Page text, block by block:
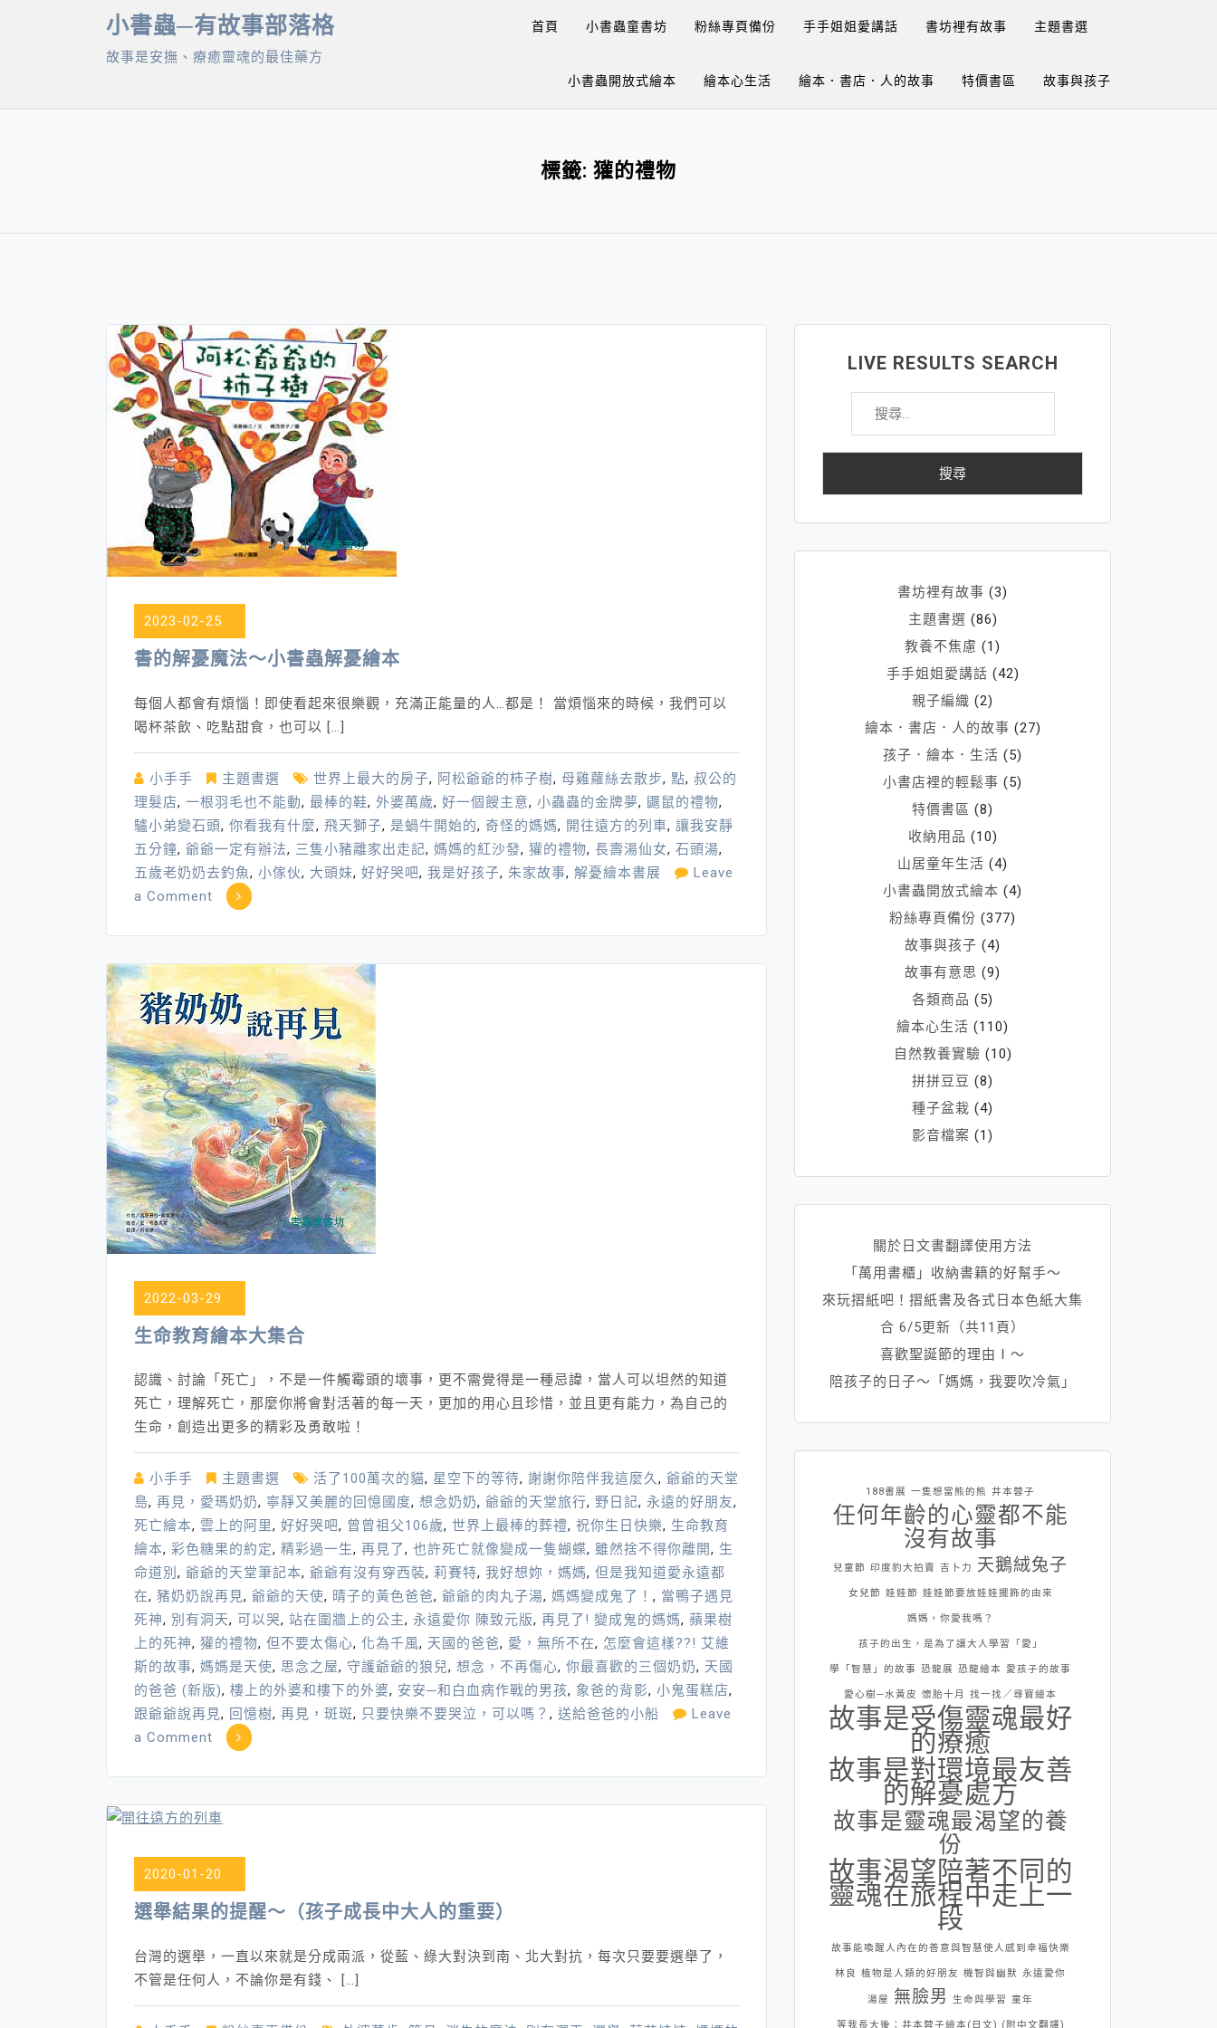
小書蟲─有故事部落格
故事是安撫、療癒靈魂的最佳藥方
首頁 小書蟲童書坊 粉絲專頁備份 手手姐姐愛講話 書坊裡有故事 主題書選
小書蟲開放式繪本 繪本心生活 繪本．書店．人的故事 特價書區 故事與孩子
標籤: 獾的禮物
2023-02-25
書的解憂魔法～小書蟲解憂繪本
每個人都會有煩惱！即使看起來很樂觀，充滿正能量的人…都是！ 當煩惱來的時候，我們可以
喝杯茶飲、吃點甜食，也可以 […]
小手手 主題書選 世界上最大的房子, 阿松爺爺的柿子樹, 母雞蘿絲去散步, 點, 叔公的
理髮店, 一根羽毛也不能動, 最棒的鞋, 外婆萬歲, 好一個餿主意, 小蟲蟲的金牌夢, 鼴鼠的禮物,
驢小弟變石頭, 你看我有什麼, 飛天獅子, 是蝸牛開始的, 奇怪的媽媽, 開往遠方的列車, 讓我安靜
五分鐘, 爺爺一定有辦法, 三隻小豬離家出走記, 媽媽的紅沙發, 獾的禮物, 長壽湯仙女, 石頭湯,
五歲老奶奶去釣魚, 小傢伙, 大頭妹, 好好哭吧, 我是好孩子, 朱家故事, 解憂繪本書展
Leave
a Comment on
解
憂
魔
法
～
小
書
蟲
解
憂
繪
本
2022-03-29
生命教育繪本大集合
認識、討論「死亡」，不是一件觸霉頭的壞事，更不需覺得是一種忌諱，當人可以坦然的知道
死亡，理解死亡，那麼你將會對活著的每一天，更加的用心且珍惜，並且更有能力，為自己的
生命，創造出更多的精彩及勇敢啦！
小手手 主題書選 活了100萬次的貓, 星空下的等待, 謝謝你陪伴我這麼久, 爺爺的天堂
島, 再見，愛瑪奶奶, 寧靜又美麗的回憶國度, 想念奶奶, 爺爺的天堂旅行, 野日記, 永遠的好朋友,
死亡繪本, 雲上的阿里, 好好哭吧, 曾曾祖父106歲, 世界上最棒的葬禮, 祝你生日快樂, 生命教育
繪本, 彩色糖果的約定, 精彩過一生, 再見了, 也許死亡就像變成一隻蝴蝶, 雖然捨不得你離開, 生
命道別 , 爺爺的天堂筆記本, 爺爺有沒有穿西裝, 莉賽特, 我好想妳，媽媽, 但是我知道愛永遠都
在, 豬奶奶說再見, 爺爺的天使, 晴子的黃色爸爸, 爺爺的肉丸子湯, 媽媽變成鬼了！ , 當鴨子遇見
死神, 別有洞天, 可以哭, 站在圍牆上的公主, 永遠愛你 陳致元版, 再見了! 變成鬼的媽媽, 蘋果樹
上的死神, 獾的禮物, 但不要太傷心, 化為千風, 天國的爸爸, 愛，無所不在, 怎麼會這樣??! 艾維
斯的故事, 媽媽是天使, 思念之屋, 守護爺爺的狼兒, 想念，不再傷心, 你最喜歡的三個奶奶, 天國
的爸爸 (新版), 樓上的外婆和樓下的外婆, 安安─和白血病作戰的男孩, 象爸的背影, 小鬼蛋糕店,
跟爺爺說再見, 回憶樹, 再見，斑斑, 只要快樂不要哭泣，可以嗎？ , 送給爸爸的小船
Leave
a Comment on
教
繪
本
大
集
2020-01-20
選舉結果的提醒～（孩子成長中大人的重要）
台灣的選舉，一直以來就是分成兩派，從藍、綠大對決到南、北大對抗，每次只要要選舉了，
不管是任何人，不論你是有錢、 […]
LIVE RESULTS SEARCH
搜
關
書坊裡有故事 (3)
主題書選 (86)
教養不焦慮 (1)
手手姐姐愛講話 (42)
親子編織 (2)
繪本．書店．人的故事 (27)
孩子．繪本．生活 (5)
小書店裡的輕鬆事 (5)
特價書區 (8)
收納用品 (10)
山居童年生活 (4)
小書蟲開放式繪本 (4)
粉絲專頁備份 (377)
故事與孩子 (4)
故事有意思 (9)
各類商品 (5)
繪本心生活 (110)
自然教養實驗 (10)
拼拼豆豆 (8)
種子盆栽 (4)
影音檔案 (1)
關於日文書翻譯使用方法
「萬用書櫃」收納書籍的好幫手～
來玩摺紙吧！摺紙書及各式日本色紙大集
合 6/5更新（共11頁）
喜歡聖誕節的理由Ⅰ～
陪孩子的日子～「媽媽，我要吹冷氣」
188書展 一隻想當熊的熊 井本蓉子
任何年齡的心靈都不能
沒有故事
兒童節 印度豹大拍賣 吉卜力 天鵝絨兔子
女兒節 娃娃節 娃娃節要放娃娃擺飾的由來
媽媽，你愛我嗎？
孩子的出生，是為了讓大人學習「愛」
學「智慧」的故事 恐龍展 恐龍繪本 愛孩子的故事
愛心樹─水黃皮 懷胎十月 找一找／尋寶繪本
故事是受傷靈魂最好
的療癒
故事是對環境最友善
的解憂處方
故事是靈魂最渴望的養
份
故事渴望陪著不同的
靈魂在旅程中走上一
段
故事能喚醒人內在的善意與智慧使人感到幸福快樂
林良 植物是人類的好朋友 機智與幽默 永遠愛你
湯屋 無臉男 生命與學習 童年
等我長大後：井本蓉子繪本(日文) (附中文翻譯)